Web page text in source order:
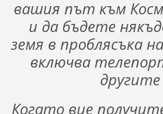
вашия път към
и да бъдете
земя в проблясъка
включва
Когато вие